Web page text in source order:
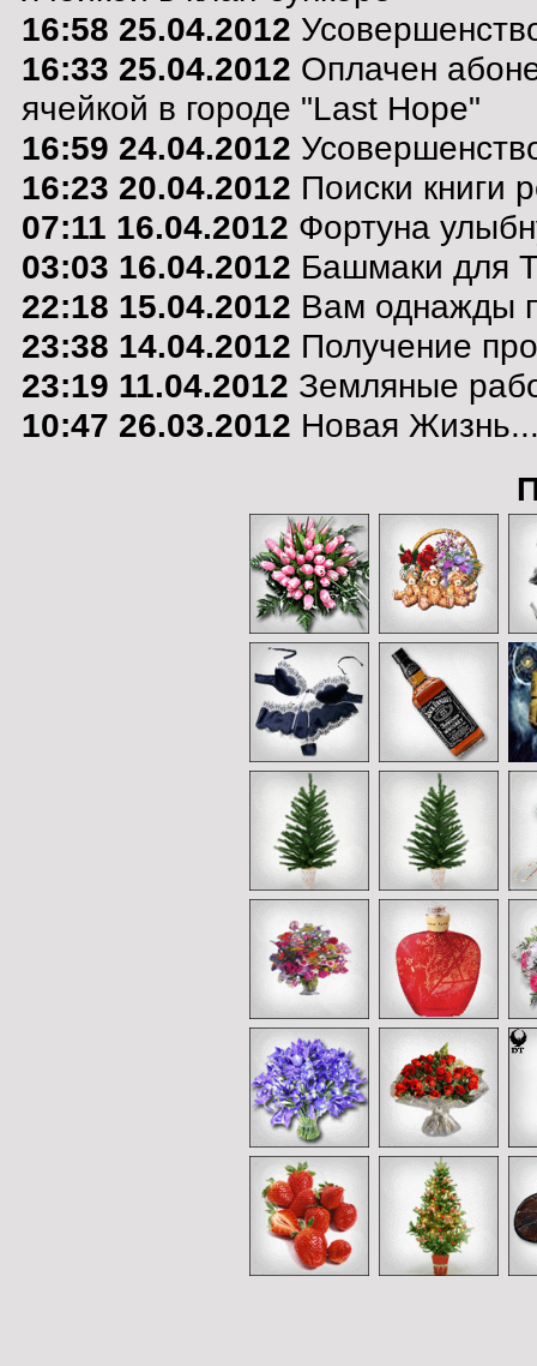
16:58 25.04.2012
16:33 25.04.2012 Оплачен
ячейкой в городе "Last Hope"
16:59 24.04.2012
16:23 20.04.2012 Поиски книги
07:11 16.04.2012 Фортуна
03:03 16.04.2012 Башмаки для
22:18 15.04.2012 Вам однажды
23:38 14.04.2012 Получение
23:19 11.04.2012 Земляные
10:47 26.03.2012 Новая